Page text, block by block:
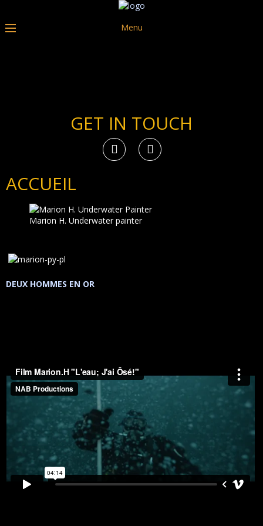
Menu
GET IN TOUCH
ACCUEIL
Marion H. Underwater painter
DEUX HOMMES EN OR